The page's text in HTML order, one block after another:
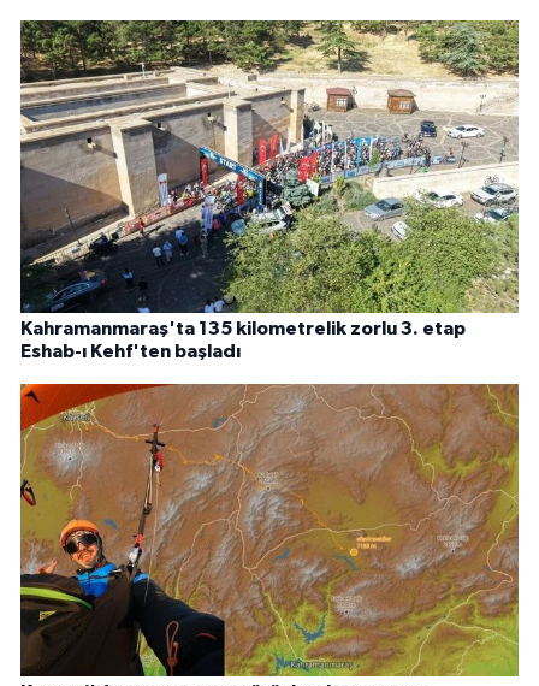
Kahramanmaraş'ta 135 kilometrelik zorlu 3. etap
Eshab-ı Kehf'ten başladı